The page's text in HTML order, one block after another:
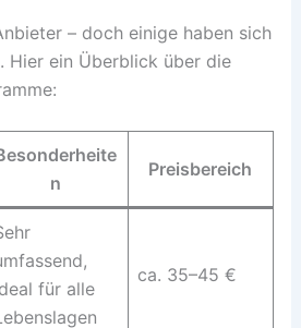
– doch einige haben sich
Hier ein Überblick über die
n
Preisbereich
für alle
ca. 35–45 €